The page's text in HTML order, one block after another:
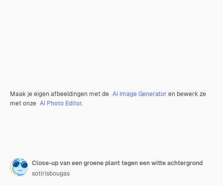
Maak je eigen afbeeldingen met de AI Image Generator en bewerk ze
met onze AI Photo Editor.
Close-up van een groene plant tegen een witte achtergrond
sotirisbougas